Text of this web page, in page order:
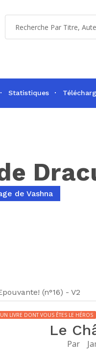
Statistiques
de Vashna
(n°16) - V2
UN LIVRE DONT VOUS ÊTES LE HÉROS
Le
Par